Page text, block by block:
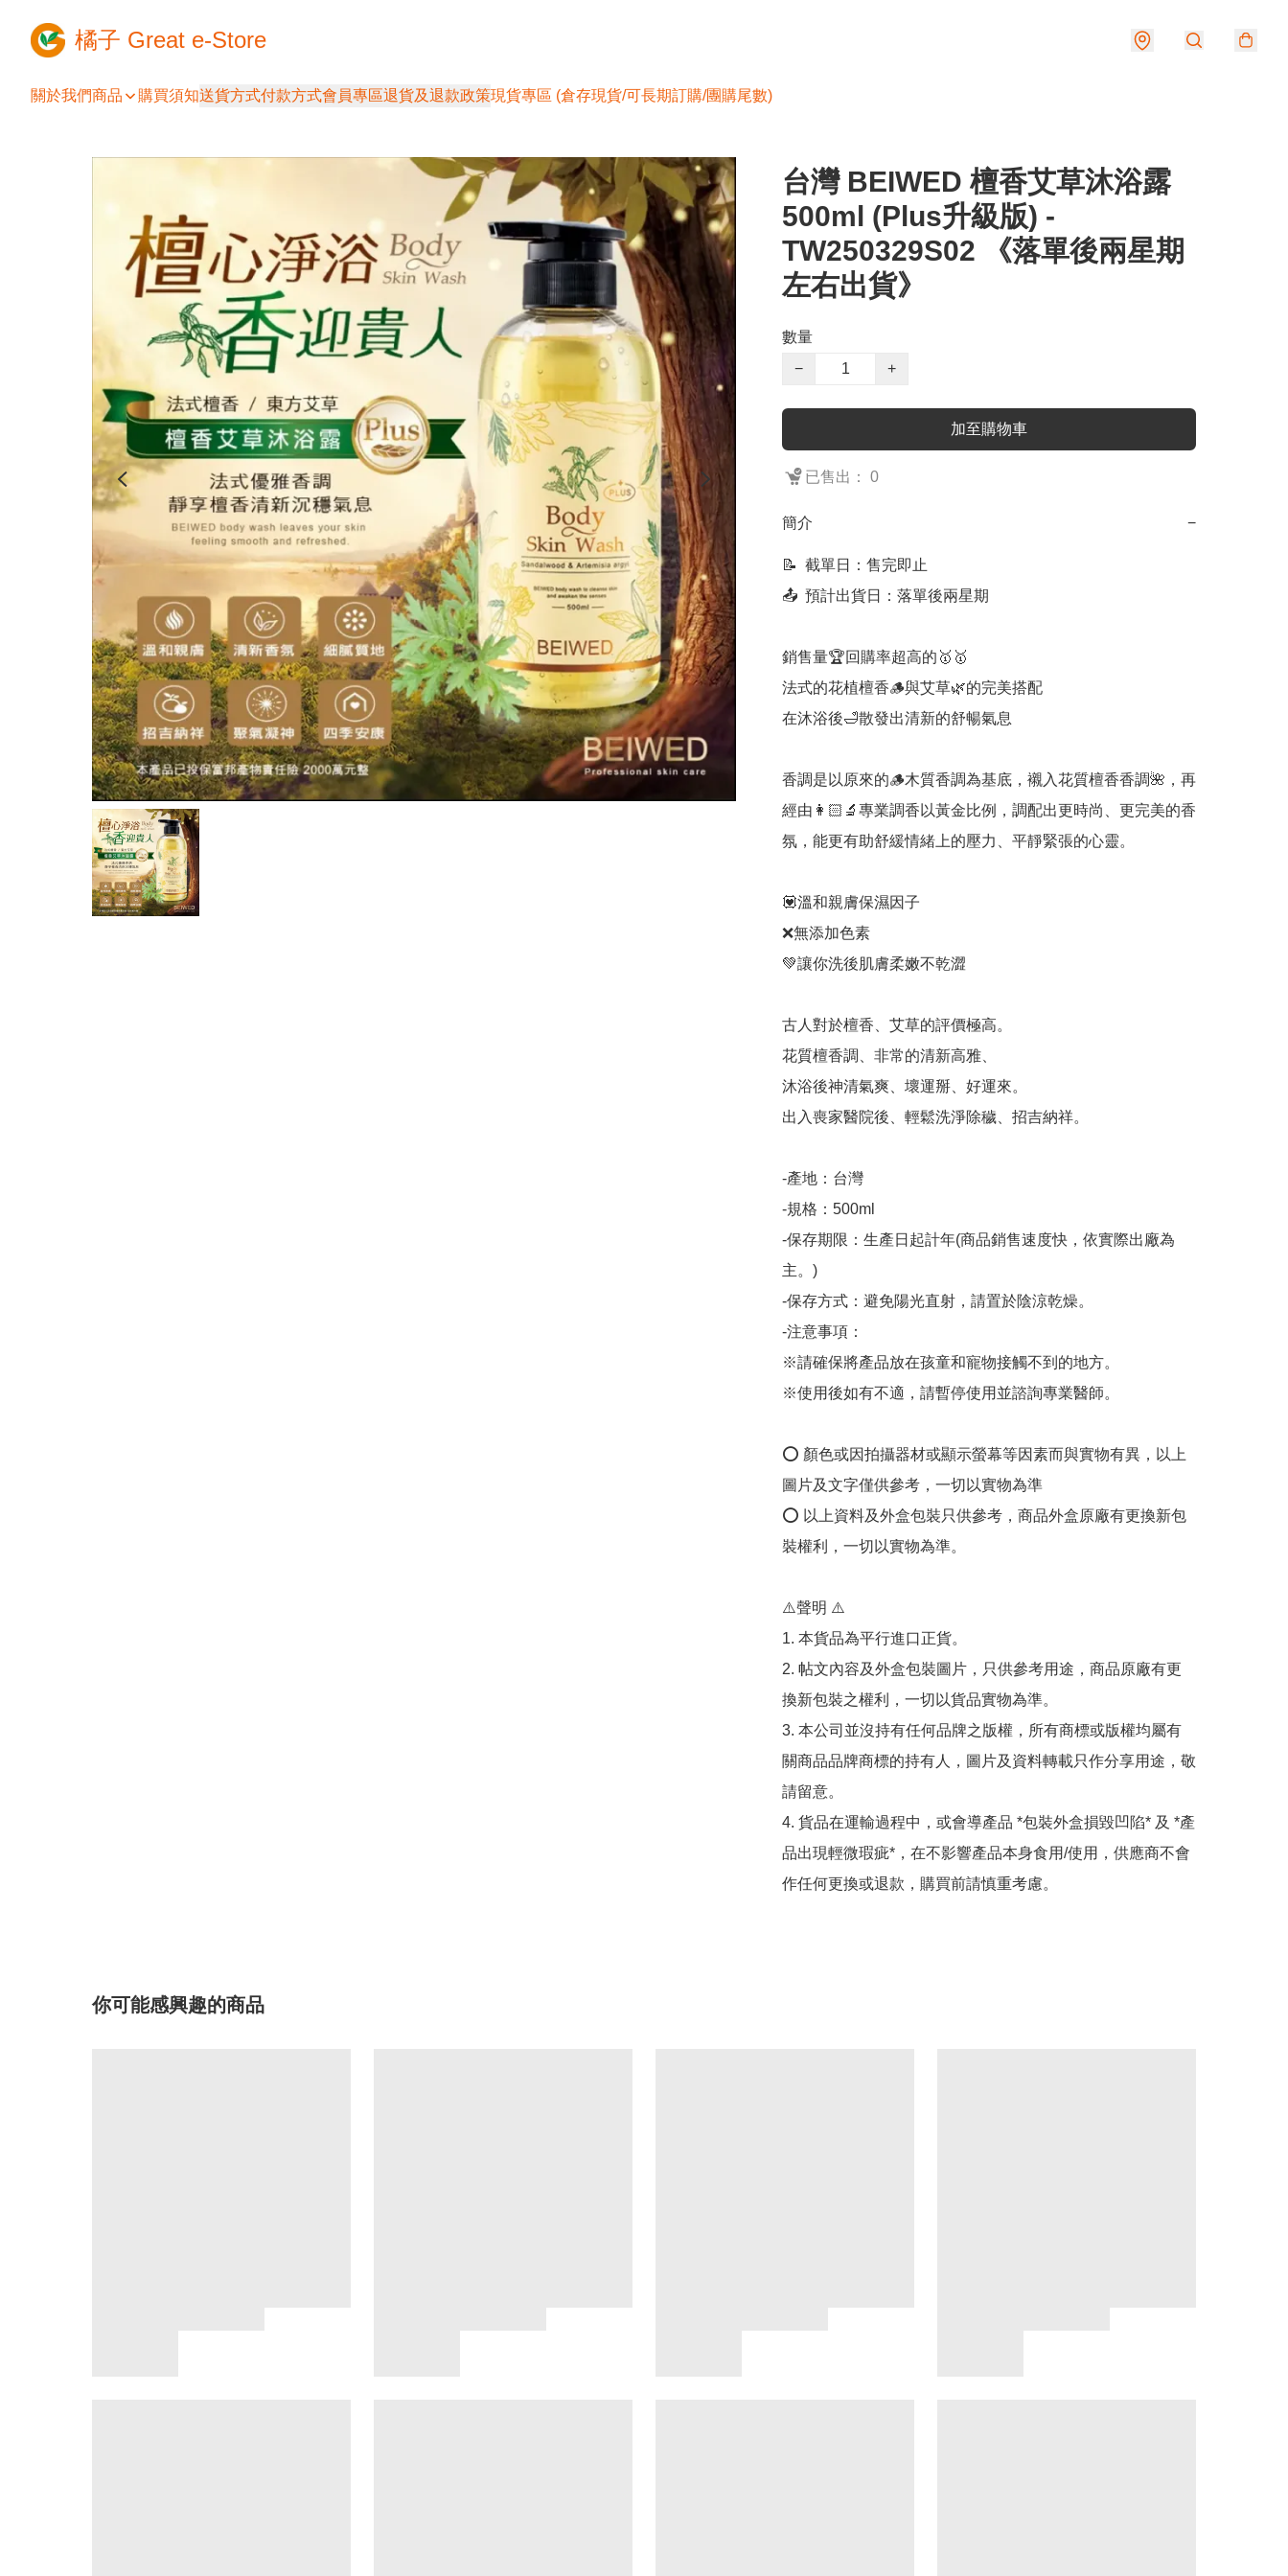
橘子 Great e-Store
關於我們商品 購買須知送貨方式付款方式會員專區退貨及退款政策現貨專區 (倉存現貨/可長期訂購/團購尾數)
台灣 BEIWED 檀香艾草沐浴露
500ml (Plus升級版) -
TW250329S02 《落單後兩星期
左右出貨》
數量
−
+
加至購物車
已售出： 0
簡介 −
📝  截單日：售完即止
📤  預計出貨日：落單後兩星期
銷售量🏆回購率超高的🥇🥇
法式的花植檀香🪵與艾草🌿的完美搭配
在沐浴後🛁散發出清新的舒暢氣息
香調是以原來的🪵木質香調為基底，襯入花質檀香香調🌺，再
經由👩🏻‍🔬專業調香以黃金比例，調配出更時尚、更完美的香
氛，能更有助舒緩情緒上的壓力、平靜緊張的心靈。
💟溫和親膚保濕因子
❌無添加色素
💚讓你洗後肌膚柔嫩不乾澀
古人對於檀香、艾草的評價極高。
花質檀香調、非常的清新高雅、
沐浴後神清氣爽、壞運掰、好運來。
出入喪家醫院後、輕鬆洗淨除穢、招吉納祥。
-產地：台灣
-規格：500ml
-保存期限：生產日起計年(商品銷售速度快，依實際出廠為
主。)
-保存方式：避免陽光直射，請置於陰涼乾燥。
-注意事項：
※請確保將產品放在孩童和寵物接觸不到的地方。
※使用後如有不適，請暫停使用並諮詢專業醫師。
⭕️ 顏色或因拍攝器材或顯示螢幕等因素而與實物有異，以上
圖片及文字僅供參考，一切以實物為準
⭕️ 以上資料及外盒包裝只供參考，商品外盒原廠有更換新包
裝權利，一切以實物為準。
⚠️聲明 ⚠️
1. 本貨品為平行進口正貨。
2. 帖文內容及外盒包裝圖片，只供參考用途，商品原廠有更
換新包裝之權利，一切以貨品實物為準。
3. 本公司並沒持有任何品牌之版權，所有商標或版權均屬有
關商品品牌商標的持有人，圖片及資料轉載只作分享用途，敬
請留意。
4. 貨品在運輸過程中，或會導產品 *包裝外盒損毀凹陷* 及 *產
品出現輕微瑕疵*，在不影響產品本身食用/使用，供應商不會
你可能感興趣的商品